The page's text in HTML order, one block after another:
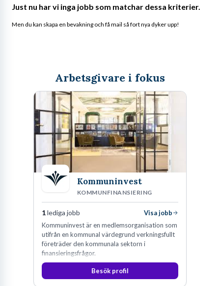
Just nu har vi inga jobb som matchar dessa kriterier.
Men du kan skapa en bevakning och få mail så fort nya dyker upp!
Arbetsgivare i fokus
Kommuninvest
KOMMUNFINANSIERING
1lediga jobb
Visa jobb
Kommuninvest är en medlemsorganisation som
utifrån en kommunal värdegrund verkningsfullt
företräder den kommunala sektorn i
finansieringsfrågor.
Besök profil